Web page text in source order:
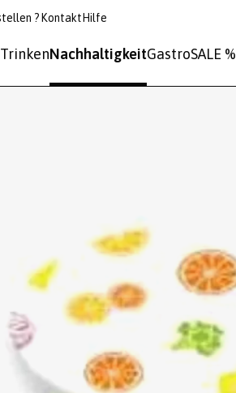
? Kontakt Hilfe
TrinkenNachhaltigkeitGastroSALE %